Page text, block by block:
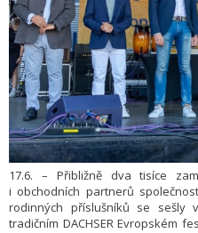
17.6. – Přibližně dva tisíce
i obchodních partnerů
rodinných příslušníků se sešly
tradičním DACHSER Evropském